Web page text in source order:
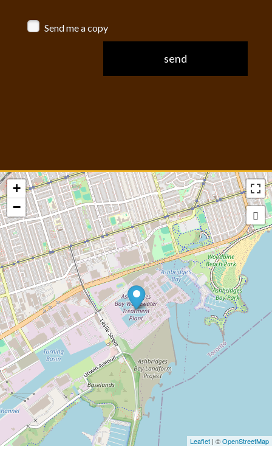
Send me a copy
+
−
Leaflet | ©OpenStreetMap